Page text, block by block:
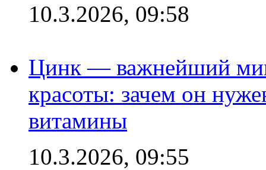
10.3.2026, 09:58
Цинк — важнейший
красоты: зачем он
витамины
10.3.2026, 09:55